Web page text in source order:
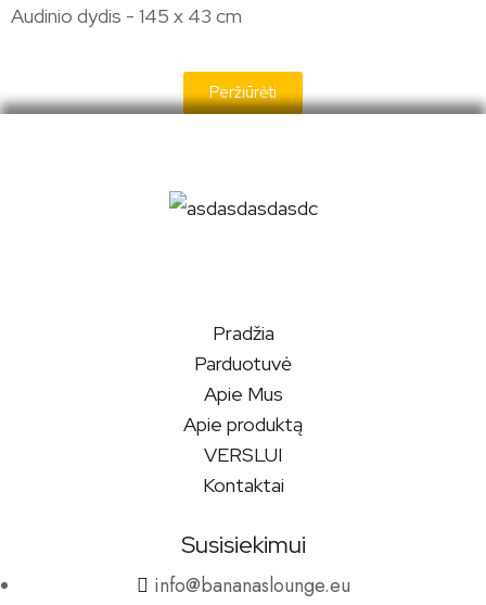
Audinio dydis - 145 x 43 cm
Peržiūrėti
Pradžia
Parduotuvė
Apie Mus
Apie produktą
VERSLUI
Kontaktai
Susisiekimui
info@bananaslounge.eu